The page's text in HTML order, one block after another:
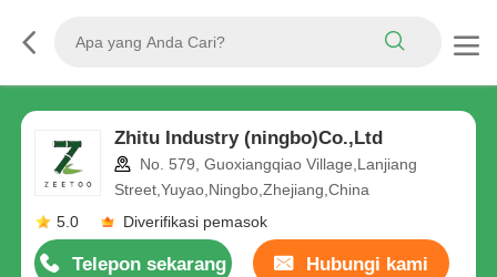
Zhitu Industry (ningbo)Co.,Ltd
No. 579, Guoxiangqiao Village,Lanjiang
Street,Yuyao,Ningbo,Zhejiang,China
5.0
Diverifikasi pemasok
Telepon sekarang Hubungi kami